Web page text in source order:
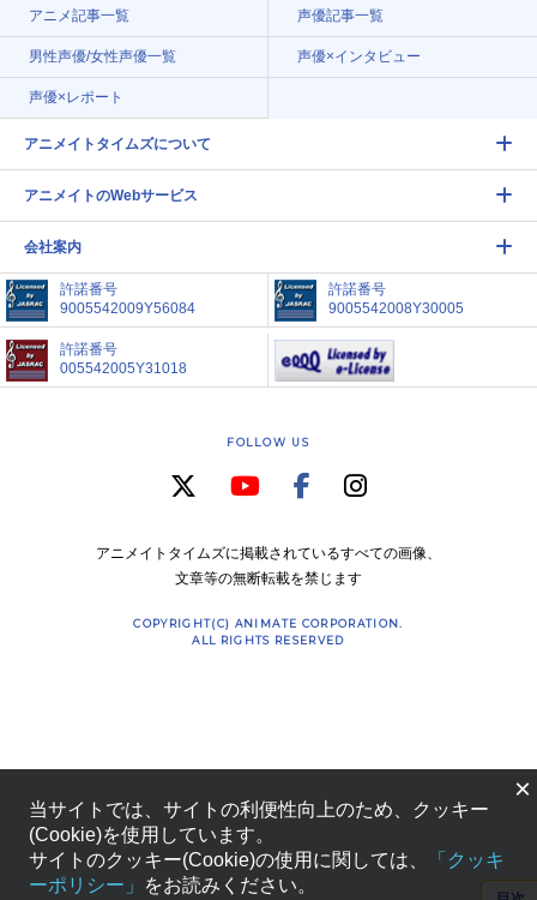
アニメ記事一覧 声優記事一覧
男性声優/女性声優一覧 声優×インタビュー
声優×レポート
アニメイトタイムズについて
アニメイトのWebサービス
会社案内
許諾番号
9005542009Y56084
許諾番号
9005542008Y30005
許諾番号
005542005Y31018
FOLLOW US
アニメイトタイムズに掲載されているすべての画像、
文章等の無断転載を禁じます
COPYRIGHT(C) ANIMATE CORPORATION.
ALL RIGHTS RESERVED
×
当サイトでは、サイトの利便性向上のため、クッキー
(Cookie)を使用しています。
サイトのクッキー(Cookie)の使用に関しては、
「クッキ
ーポリシー」
をお読みください。